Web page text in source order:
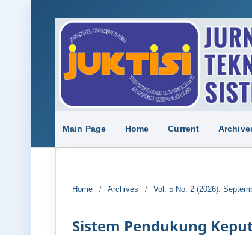
Main Page Home Current
Home / Archives / Vol. 5 No. 2 (2026):
Sistem Pendukung